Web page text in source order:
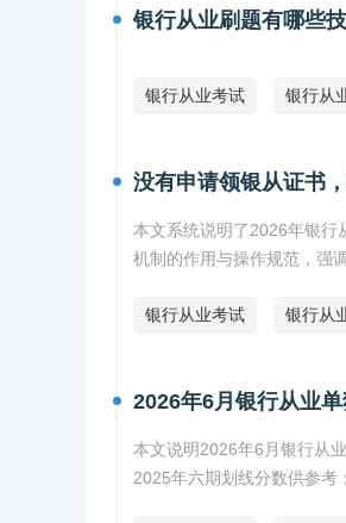
银行从业刷题有哪些
银行从业考试 银行从
没有申请领银从证书
本文系统说明了2026年银行
机制的作用与操作规范，强
银行从业考试 银行从
2026年6月银行从业
本文说明2026年6月银行从
2025年六期划线分数供参考